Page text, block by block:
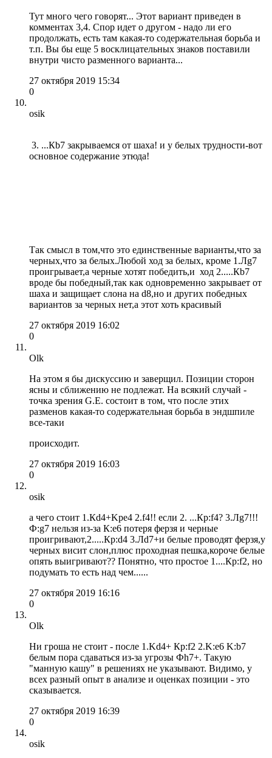
Тут много чего говорят... Этот вариант приведен в
комментах 3,4. Спор идет о другом - надо ли его
продолжать, есть там какая-то содержательная борьба и
т.п. Вы бы еще 5 восклицательных знаков поставили
внутри чисто разменного варианта...
27 октября 2019 15:34
0
osik
3. ...Кb7 закрываемся от шаха! и у белых трудности-вот
основное содержание этюда!
Так смысл в том,что это единственные варианты,что за
черных,что за белых.Любой ход за белых, кроме 1.Лg7
проигрывает,а черные хотят победить,и ход 2.....Кb7
вроде бы победный,так как одновременно закрывает от
шаха и защищает слона на d8,но и других победных
вариантов за черных нет,а этот хоть красивый
27 октября 2019 16:02
0
Olk
На этом я бы дискуссию и заверщил. Позиции сторон
ясны и сближению не подлежат. На всякий случай -
точка зрения G.E. состоит в том, что после этих
разменов какая-то содержательная борьба в эндшпиле
все-таки
происходит.
27 октября 2019 16:03
0
osik
а чего стоит 1.Кd4+Kpe4 2.f4!! если 2. ...Кр:f4? 3.Лg7!!!
Ф:g7 нельзя из-за К:e6 потеря ферзя и черные
проигривают,2.....Кр:d4 3.Лd7+и белые проводят ферзя,у
черных висит слон,плюс проходная пешка,короче белые
опять выигривают?? Понятно, что простое 1....Кр:f2, но
подумать то есть над чем......
27 октября 2019 16:16
0
Olk
Ни гроша не стоит - после 1.Kd4+ Кр:f2 2.K:e6 K:b7
белым пора сдаваться из-за угрозы Фh7+. Такую
"манную кашу" в решениях не указывают. Видимо, у
всех разный опыт в анализе и оценках позиции - это
сказывается.
27 октября 2019 16:39
0
osik